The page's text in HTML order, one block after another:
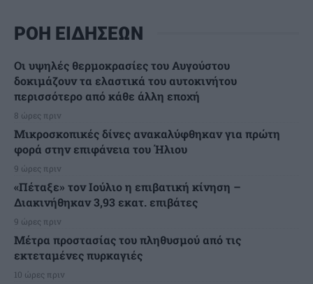
ΡΟΗ ΕΙΔΗΣΕΩΝ
Οι υψηλές θερμοκρασίες του Αυγούστου
δοκιμάζουν τα ελαστικά του αυτοκινήτου
περισσότερο από κάθε άλλη εποχή
8 ώρες πριν
Μικροσκοπικές δίνες ανακαλύφθηκαν για πρώτη
φορά στην επιφάνεια του Ήλιου
9 ώρες πριν
«Πέταξε» τον Ιούλιο η επιβατική κίνηση –
Διακινήθηκαν 3,93 εκατ. επιβάτες
9 ώρες πριν
Μέτρα προστασίας του πληθυσμού από τις
εκτεταμένες πυρκαγιές
10 ώρες πριν